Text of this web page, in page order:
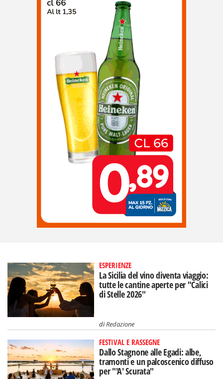
ESPERIENZE
La Sicilia del vino diventa viaggio:
tutte le cantine aperte per "Calici
di Stelle 2026"
diRedazione
FESTIVAL E RASSEGNE
Dallo Stagnone alle Egadi: albe,
tramonti e un palcoscenico diffuso
per "'A' Scurata"